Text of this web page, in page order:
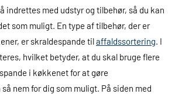
indrettes med udstyr og tilbehør, så du kan
som muligt. En type af tilbehør, der er
er skraldespande tilaffaldssortering. I
hvilket betyder, at du skal bruge flere
i køkkenet for at gøre
nem for dig som muligt. På siden med